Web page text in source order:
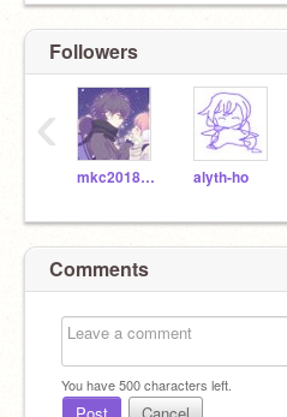
Followers
mkc2018059b alyth-ho
‹
Comments
You have500characters left.
Post Cancel